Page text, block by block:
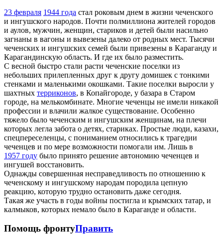
23 февраля 1944 года стал роковым днем в жизни чеченского
и ингушского народов. Почти полмиллиона жителей городов
и аулов, мужчин, женщин, стариков и детей были насильно
загнаны в вагоны и вывезены далеко от родных мест. Тысячи
чеченских и ингушских семей были привезены в Караганду и
Карагандинскую область. И где их было разместить.
С весной быстро стали расти чеченские поселки из
небольших прилепленных друг к другу домишек с тонкими
стенками и маленькими окошками. Такие поселки выросли у
шахтных терриконов, в Копайгороде, у базара в Старом
городе, на мелькомбинате. Многие чеченцы не имели никакой
профессии и влачили жалкое существование. Особенно
тяжело было чеченским и ингушским женщинам, на плечи
которых легла забота о детях, стариках. Простые люди, казахи,
спецпереселенцы, с пониманием относились к трагедии
чеченцев и по мере возможности помогали им. Лишь в
1957 году было принято решение автономию чеченцев и
ингушей восстановить.
Однажды совершенная несправедливость по отношению к
чеченскому и ингушскому народам породила цепную
реакцию, которую трудно остановить даже сегодня.
Такая же участь в годы войны постигла и крымских татар, и
калмыков, которых немало было в Караганде и области.
Помощь фронтуПравить